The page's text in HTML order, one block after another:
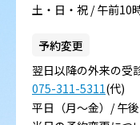
土・日・祝 / 午前10
予約変更
翌日以降の外来の受
075-311-5311(代)
平日（月～金）/ 午